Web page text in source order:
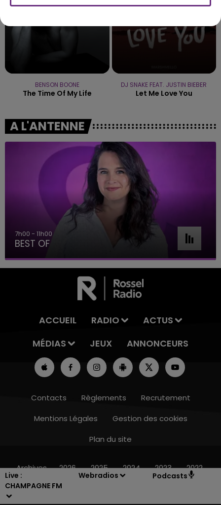
Live :
CHAMPAGNE FM
Webradios Podcasts
16h00 - 20h00
BENSON BOONE
The Time Of My Life
DJ SNAKE FEAT. JUSTIN BIEBER
Let Me Love You
A L'ANTENNE
7h00 - 11h00
BEST OF
ACCUEIL RADIO
ACTUS
MÉDIAS
JEUX ANNONCEURS
Contacts Règlements
Recrutement
Mentions Légales
Gestion des cookies
Plan du site
Archives 2026 2025 2024 2023 2022